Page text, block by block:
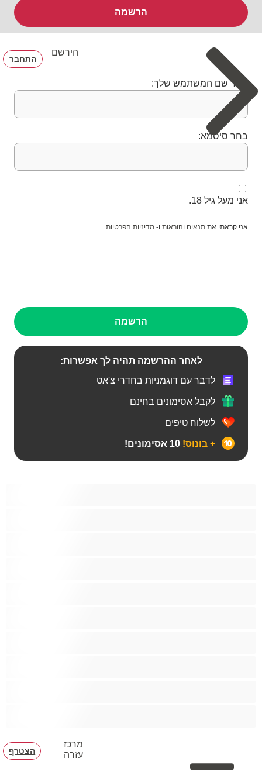
הרשמה
הירשם
התחבר
בחר שם המשתמש שלך:
בחר סיסמא:
אני מעל גיל 18.
אני קראתי את תנאים והוראות ו- מדיניות הפרטיות.
הרשמה
לאחר ההרשמה תהיה לך אפשרות:
לדבר עם דוגמניות בחדרי צ'אט
לקבל אסימונים בחינם
לשלוח טיפים
+ בונוס!
מרכז
עזרה
הצטרף